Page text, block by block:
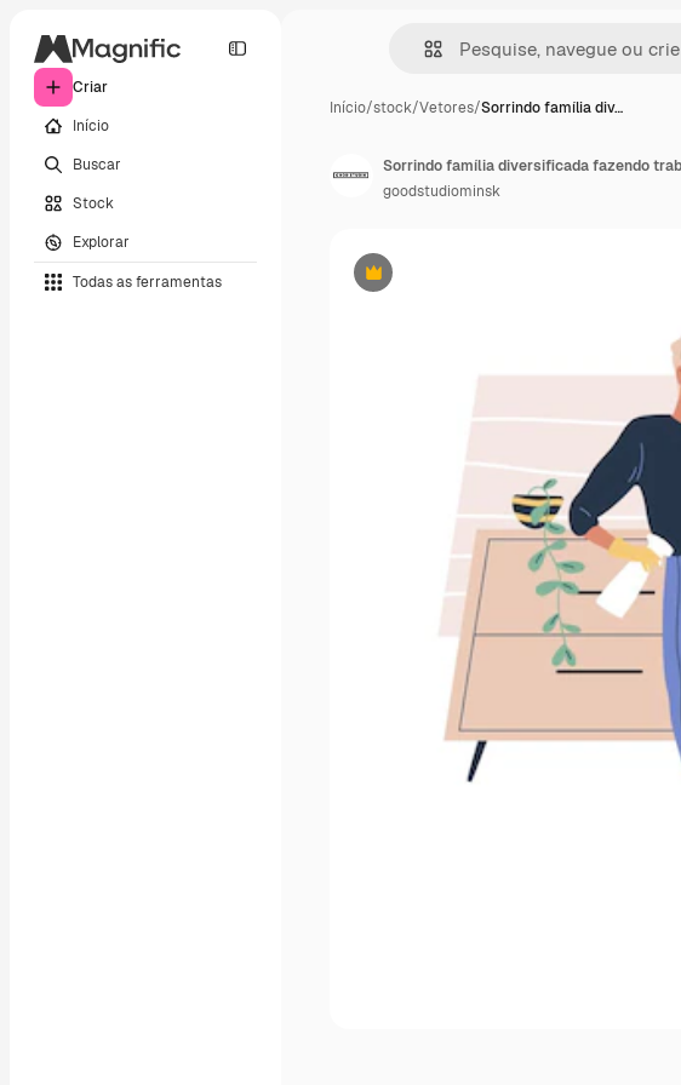
Criar
Início
Buscar
Stock
Explorar
Todas as ferramentas
Início/stock/Vetores/Sorrindo família div…
Premium
goodstudiominsk